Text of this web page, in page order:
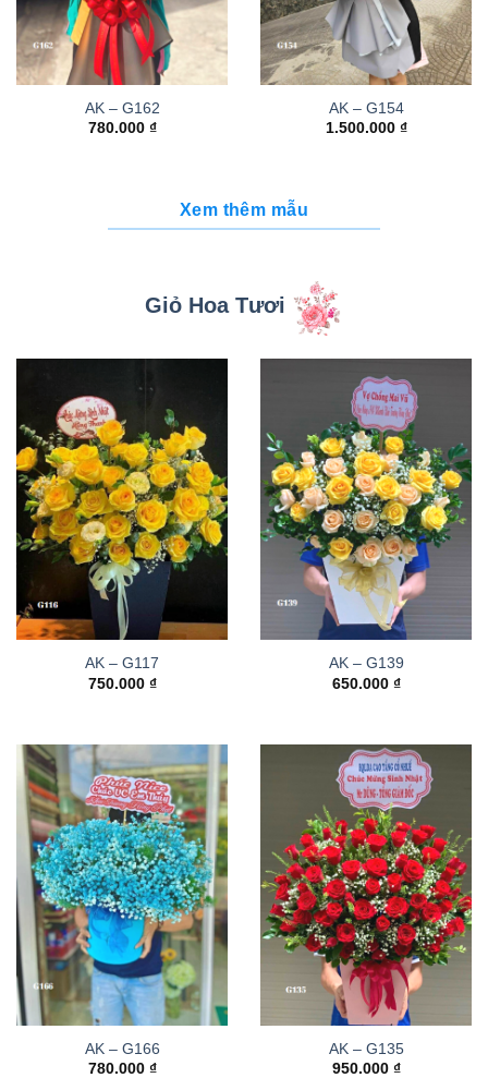
AK – G162
780.000 ₫
AK – G154
1.500.000 ₫
Xem thêm mẫu
Giỏ Hoa Tươi
AK – G117
750.000 ₫
AK – G139
650.000 ₫
AK – G166
780.000 ₫
AK – G135
950.000 ₫